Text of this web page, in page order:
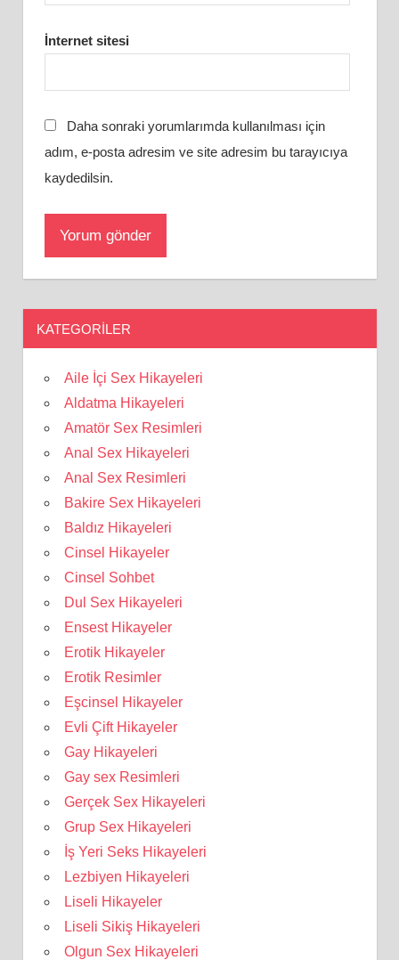
İnternet sitesi
Daha sonraki yorumlarımda kullanılması için
adım, e-posta adresim ve site adresim bu tarayıcıya
kaydedilsin.
KATEGORILER
Aile İçi Sex Hikayeleri
Aldatma Hikayeleri
Amatör Sex Resimleri
Anal Sex Hikayeleri
Anal Sex Resimleri
Bakire Sex Hikayeleri
Baldız Hikayeleri
Cinsel Hikayeler
Cinsel Sohbet
Dul Sex Hikayeleri
Ensest Hikayeler
Erotik Hikayeler
Erotik Resimler
Eşcinsel Hikayeler
Evli Çift Hikayeler
Gay Hikayeleri
Gay sex Resimleri
Gerçek Sex Hikayeleri
Grup Sex Hikayeleri
İş Yeri Seks Hikayeleri
Lezbiyen Hikayeleri
Liseli Hikayeler
Liseli Sikiş Hikayeleri
Olgun Sex Hikayeleri